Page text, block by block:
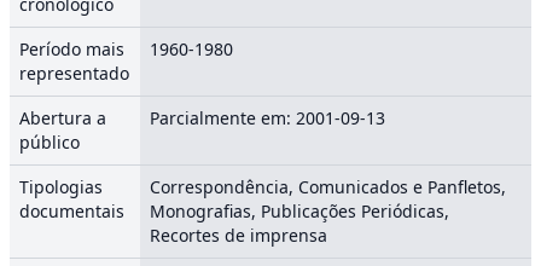
Período mais
representado
1960-1980
Abertura a
público
Parcialmente em: 2001-09-13
Tipologias
documentais
Correspondência, Comunicados e Panfletos,
Monografias, Publicações Periódicas,
Recortes de imprensa